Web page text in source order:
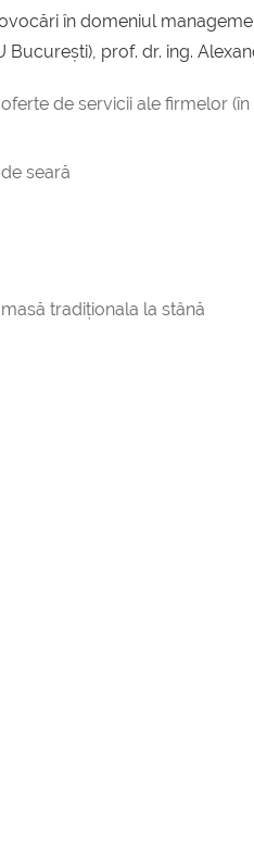
în domeniul
București), prof. dr. ing.
de servicii ale firmelor
seară
tradiționala la stână